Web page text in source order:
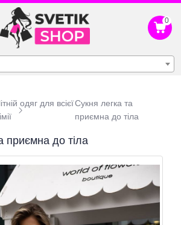
0
одяг для всієїСукня легка та
приємна до тіла
приємна до тіла